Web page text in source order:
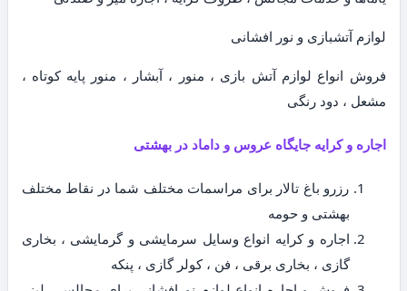
لوازم آتشبازی و نور افشانی
فروش انواع لوازم آتش بازی ، منور ، آبشار ، منور پایه کوتاه ،
مشعل ، دود رنگی
اجاره و کرایه جایگاه عروس و داماد در بهشتی
رزرو باغ تالار برای مراسمات مختلف شما در نقاط مختلف
بهشتی و حومه
اجاره و کرایه انواع وسایل سرمایشی و گرمایشی ، بخاری
گازی ، بخاری برقی ، فن ، کولر گازی ، پنکه